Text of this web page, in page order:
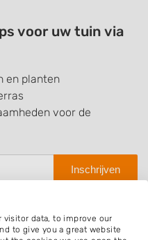
voor uw tuin via
en planten
voor de
Inschrijven
visitor data, to improve our
to give you a great website